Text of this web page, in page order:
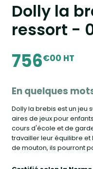
Dolly la
ressort -
756€00 HT
En quelques
Dolly la brebis est un jeu
aires de jeux pour
cours d'école et de
travailler leur équilibre et
de mouton, ils pourront